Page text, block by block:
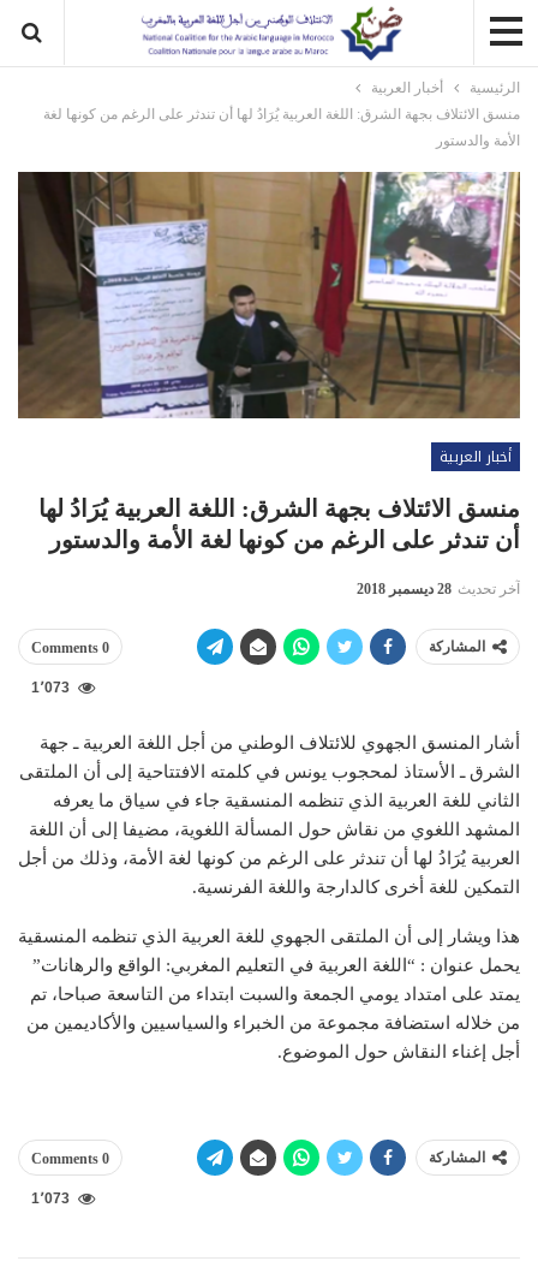
الرئيسية
أخبار العربية
منسق الائتلاف بجهة الشرق: اللغة العربية يُرَادُ لها أن تندثر على الرغم من كونها لغة
الأمة والدستور
أخبار العربية
منسق الائتلاف بجهة الشرق: اللغة العربية يُرَادُ لها
أن تندثر على الرغم من كونها لغة الأمة والدستور
آخر تحديث 28 ديسمبر 2018
المشاركة 0 Comments
1٬073
أشار المنسق الجهوي للائتلاف الوطني من أجل اللغة العربية ـ جهة
الشرق ـ الأستاذ لمحجوب يونس في كلمته الافتتاحية إلى أن الملتقى
الثاني للغة العربية الذي تنظمه المنسقية جاء في سياق ما يعرفه
المشهد اللغوي من نقاش حول المسألة اللغوية، مضيفا إلى أن اللغة
العربية يُرَادُ لها أن تندثر على الرغم من كونها لغة الأمة، وذلك من أجل
التمكين للغة أخرى كالدارجة واللغة الفرنسية.
هذا ويشار إلى أن الملتقى الجهوي للغة العربية الذي تنظمه المنسقية
يحمل عنوان : “اللغة العربية في التعليم المغربي: الواقع والرهانات”
يمتد على امتداد يومي الجمعة والسبت ابتداء من التاسعة صباحا، تم
من خلاله استضافة مجموعة من الخبراء والسياسيين والأكاديمين من
أجل إغناء النقاش حول الموضوع.
المشاركة 0 Comments
1٬073